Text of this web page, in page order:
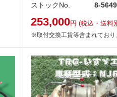
ストックNo.
8-
253,000円 (税込・送料
※取付交換工賃等含まれており